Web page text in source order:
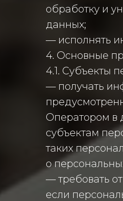
обработку и
данных;
— исполнять
4. Основные
4.1. Субъекты
— получать
Оператором в
субъектам
таких
о
— требовать
если